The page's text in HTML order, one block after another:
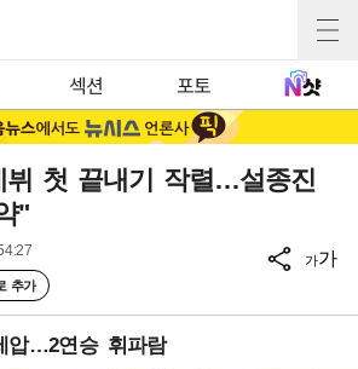
섹션 포토
뷔 첫 끝내기 작렬…설종진
"
추가
가가
압…2연승 휘파람